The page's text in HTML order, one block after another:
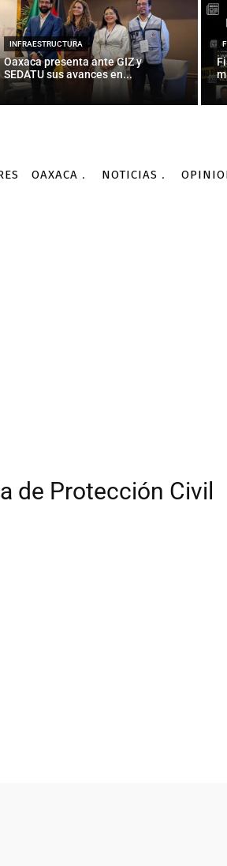
INFRAESTRUCTURA
Oaxaca presenta ante GIZ y
SEDATU sus avances en...
OAXACA NOTICIAS
de Protección Civil